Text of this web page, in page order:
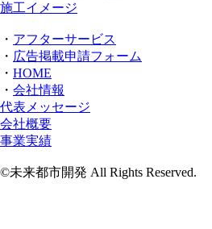
施工イメージ
・ アフターサービス
・ 広告掲載申請フォーム
・ HOME
・ 会社情報
代表メッセージ
会社概要
事業実績
©未来都市開発 All Rights Reserved.